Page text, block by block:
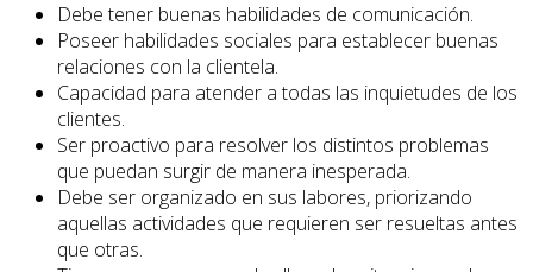
Debe tener buenas habilidades de comunicación.
Poseer habilidades sociales para establecer buenas
relaciones con la clientela.
Capacidad para atender a todas las inquietudes de los
clientes.
Ser proactivo para resolver los distintos problemas
que puedan surgir de manera inesperada.
Debe ser organizado en sus labores, priorizando
aquellas actividades que requieren ser resueltas antes
que otras.